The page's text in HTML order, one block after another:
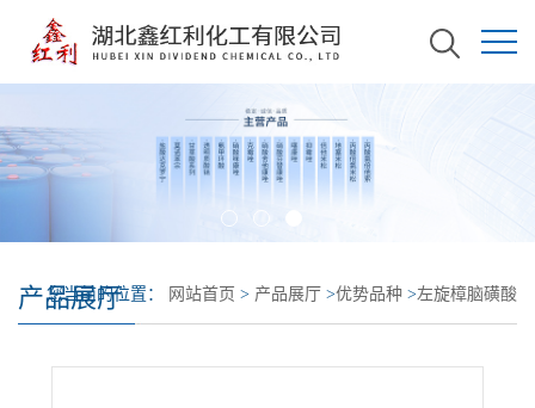
产品展厅
您当前的位置： 网站首页 > 产品展厅 >优势品种 >左旋樟脑磺酸